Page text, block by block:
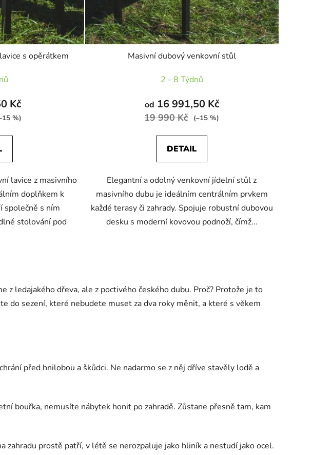
k
t
ů
s opěrátkem
Kč
%)
lavice z masivního
doplňkem k
společně s ním
stolování pod
Masivní dubový venkovní stůl
2 - 8 Týdnů
od 16 991,50 Kč
19 990 Kč (–15 %)
DETAIL
Elegantní a odolný venkovní jídelní stůl z
masivního dubu je ideálním centrálním prvkem
každé terasy či zahrady. Spojuje robustní dubovou
desku s moderní kovovou podnoží, čímž...
ledajakého dřeva, ale z poctivého českého dubu. Proč? Protože je to
do sezení, které nebudete muset za dva roky měnit, a které s věkem
před hnilobou a škůdci. Ne nadarmo se z něj dříve stavěly lodě a
bouřka, nemusíte nábytek honit po zahradě. Zůstane přesně tam, kam
zahradu prostě patří, v létě se nerozpaluje jako hliník a nestudí jako ocel.